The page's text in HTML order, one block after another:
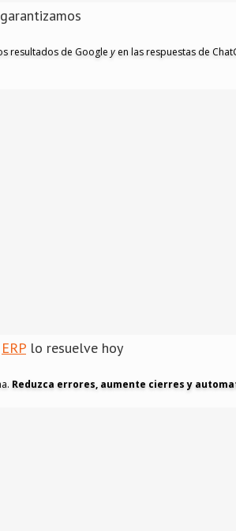
resultados de Google yen las respuestas de
ERP lo resuelve hoy
Reduzca errores, aumente cierres y